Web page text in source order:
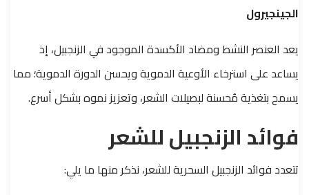
الجينجيرول
يعد العنصر النشط ومضاد الأكسدة الموجود في الزنجبيل، إذ
يساعد على استرخاء الأوعية الدموية ويحسن الدورة الدموية؛ مما
يسمح بتغذية مُحسنة لبصيلات الشعر، وتعزيز نموه بشكل أسرع.
فوائد الزنجبيل للشعر
تتعدد فوائد الزنجبيل السحرية للشعر، نذكر منها ما يلي: